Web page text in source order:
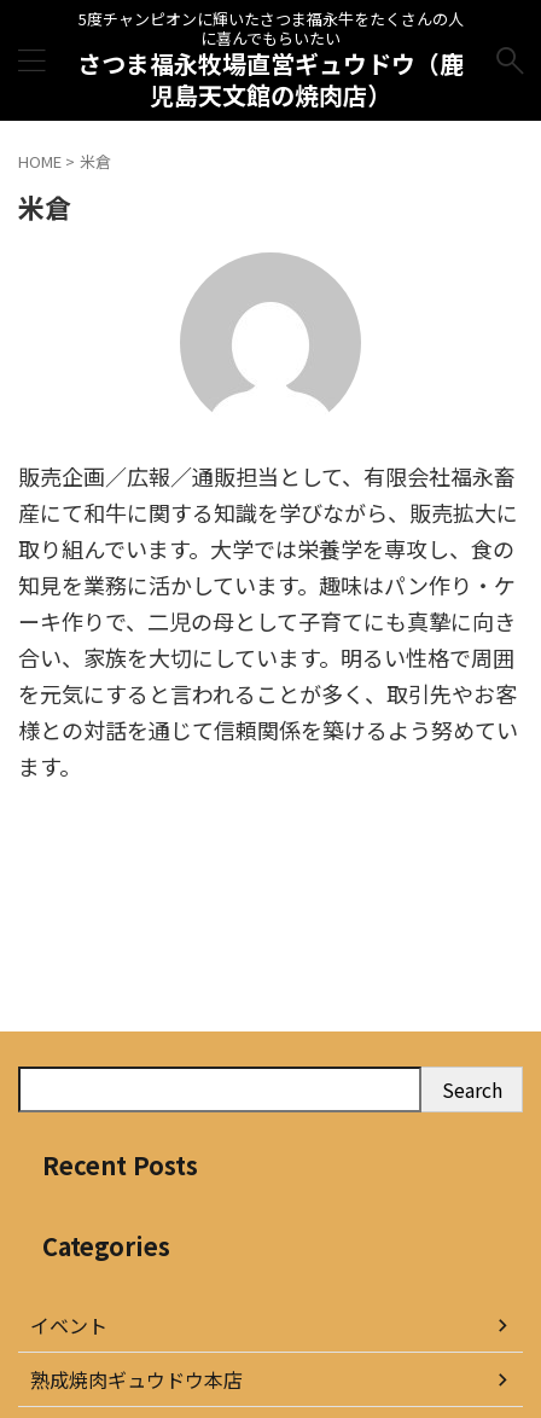
5度チャンピオンに輝いたさつま福永牛をたくさんの人
に喜んでもらいたい
さつま福永牧場直営ギュウドウ（鹿
児島天文館の焼肉店）
HOME > 米倉
米倉
販売企画／広報／通販担当として、有限会社福永畜
産にて和牛に関する知識を学びながら、販売拡大に
取り組んでいます。大学では栄養学を専攻し、食の
知見を業務に活かしています。趣味はパン作り・ケ
ーキ作りで、二児の母として子育てにも真摯に向き
合い、家族を大切にしています。明るい性格で周囲
を元気にすると言われることが多く、取引先やお客
様との対話を通じて信頼関係を築けるよう努めてい
ます。
Search
Recent Posts
Categories
イベント
熟成焼肉ギュウドウ本店